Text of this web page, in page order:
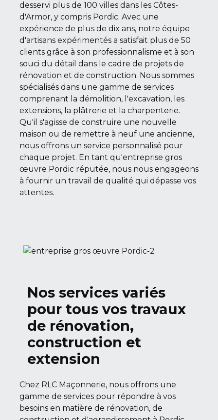
desservi plus de 100 villes dans les Côtes-
d'Armor, y compris Pordic. Avec une
expérience de plus de dix ans, notre équipe
d'artisans expérimentés a satisfait plus de 50
clients grâce à son professionnalisme et à son
souci du détail dans le cadre de projets de
rénovation et de construction. Nous sommes
spécialisés dans une gamme de services
comprenant la démolition, l'excavation, les
extensions, la plâtrerie et la charpenterie.
Qu'il s'agisse de construire une nouvelle
maison ou de remettre à neuf une ancienne,
nous offrons un service personnalisé pour
chaque projet. En tant qu'entreprise gros
œuvre Pordic réputée, nous nous engageons
à fournir un travail de qualité qui dépasse vos
attentes.
Nos services variés
pour tous vos travaux
de rénovation,
construction et
extension
Chez RLC Maçonnerie, nous offrons une
gamme de services pour répondre à vos
besoins en matière de rénovation, de